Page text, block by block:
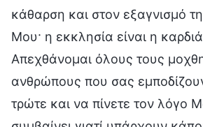
κάθαρση και στον εξαγνισμό
Μου· η εκκλησία είναι η
Απεχθάνομαι όλους τους
ανθρώπους που σας
τρώτε και να πίνετε τον λόγο